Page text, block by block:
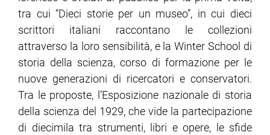
tra cui “Dieci storie per un museo”, in cui dieci
scrittori italiani raccontano le collezioni
attraverso la loro sensibilità, e la Winter School di
storia della scienza, corso di formazione per le
nuove generazioni di ricercatori e conservatori.
Tra le proposte, l’Esposizione nazionale di storia
della scienza del 1929, che vide la partecipazione
di diecimila tra strumenti, libri e opere, le sfide